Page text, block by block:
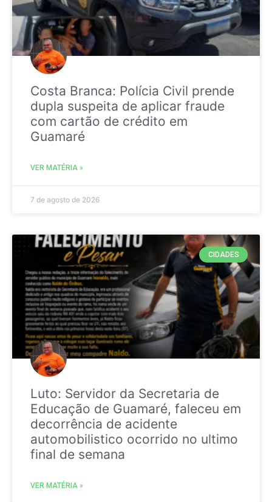
Costa Branca: Polícia Civil prende
dupla suspeita de aplicar fraude
com cartão de crédito em
Guamaré
VER MATÉRIA »
7 de agosto de 2026
CIDADES
Luto: Servidor da Secretaria de
Educação de Guamaré, faleceu em
decorrência de acidente
automobilistico ocorrido no ultimo
final de semana
VER MATÉRIA »